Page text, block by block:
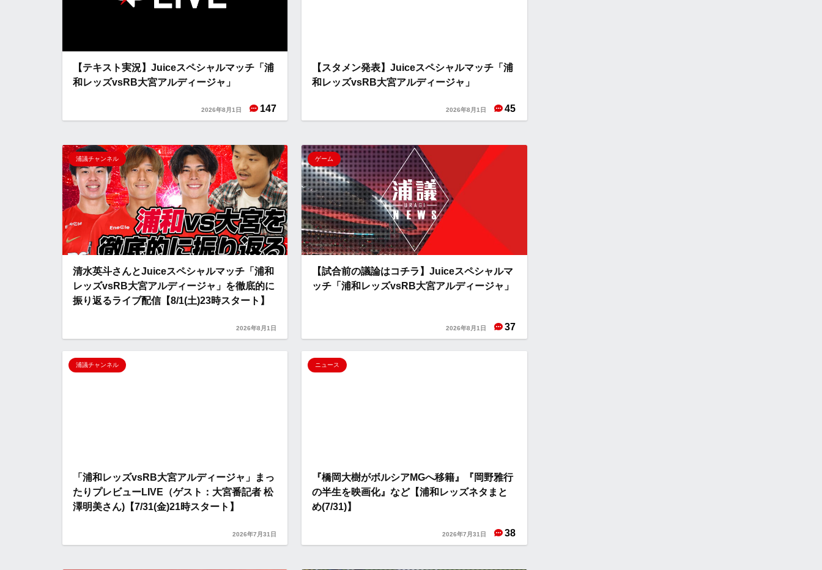
【テキスト実況】Juiceスペシャルマッチ「浦
和レッズvsRB大宮アルディージャ」
2026年8月1日 147
【スタメン発表】Juiceスペシャルマッチ「浦
和レッズvsRB大宮アルディージャ」
2026年8月1日 45
浦議チャンネル
清水英斗さんとJuiceスペシャルマッチ「浦和
レッズvsRB大宮アルディージャ」を徹底的に
振り返るライブ配信【8/1(土)23時スタート】
2026年8月1日
ゲーム
【試合前の議論はコチラ】Juiceスペシャルマ
ッチ「浦和レッズvsRB大宮アルディージャ」
2026年8月1日 37
浦議チャンネル
「浦和レッズvsRB大宮アルディージャ」まっ
たりプレビューLIVE（ゲスト：大宮番記者 松
澤明美さん)【7/31(金)21時スタート】
2026年7月31日
ニュース
『橋岡大樹がボルシアMGへ移籍』『岡野雅行
の半生を映画化』など【浦和レッズネタまと
め(7/31)】
2026年7月31日 38